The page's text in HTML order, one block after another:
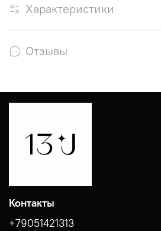
Характеристики
Отзывы
Контакты
+79051421313